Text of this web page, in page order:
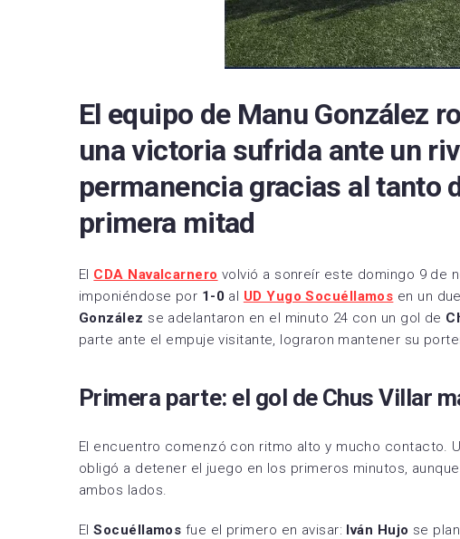
RCD Espanyol
Sevilla FC
El equipo de Manu González
una victoria sufrida ante un
permanencia gracias al tanto
primera mitad
El CDA Navalcarnero volvió a sonreír este domingo 9 de
imponiéndose por 1-0 al UD Yugo Socuéllamos en un
González se adelantaron en el minuto 24 con un gol de
parte ante el empuje visitante, lograron mantener su
Primera parte: el gol de Chus Villar
El encuentro comenzó con ritmo alto y mucho contacto.
obligó a detener el juego en los primeros minutos,
ambos lados.
ElSocuéllamos fue el primero en avisar: Iván Hujo se